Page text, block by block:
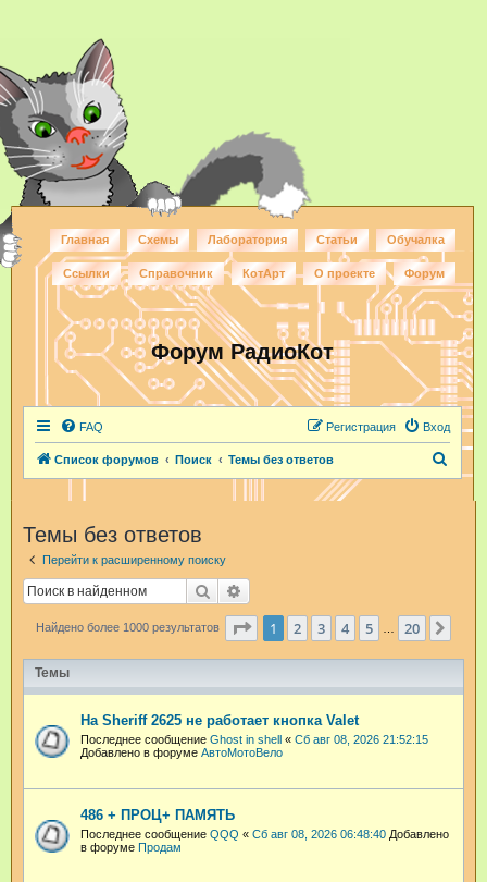
Главная Схемы Лаборатория Статьи Обучалка
Ссылки Справочник КотАрт О проекте Форум
Форум РадиоКот
FAQ Вход
Регистрация
Список форумов Поиск Темы без ответов
Темы без ответов
Перейти к расширенному поиску
Поиск
Найдено более 1000 результатов Страница из 20
1 2 3 4 5 20
Темы
На Sheriff 2625 не работает кнопка Valet
Последнее сообщение Ghost in shell « Сб авг 08, 2026 21:52:15
Добавлено в форуме АвтоМотоВело
486 + ПРОЦ+ ПАМЯТЬ
Последнее сообщение QQQ « Сб авг 08, 2026 06:48:40 Добавлено
в форуме Продам